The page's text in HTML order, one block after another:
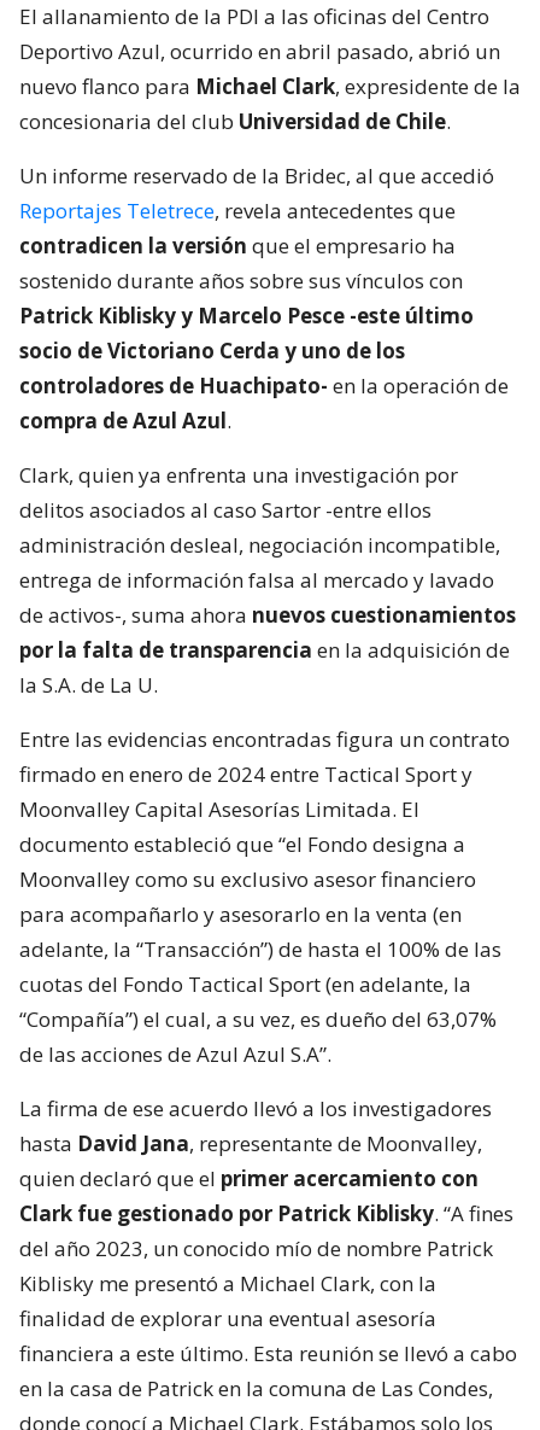
El allanamiento de la PDI a las oficinas del Centro
Deportivo Azul, ocurrido en abril pasado, abrió un
nuevo flanco para Michael Clark, expresidente de la
concesionaria del club Universidad de Chile.
Un informe reservado de la Bridec, al que accedió
Reportajes Teletrece, revela antecedentes que
contradicen la versión que el empresario ha
sostenido durante años sobre sus vínculos con
Patrick Kiblisky y Marcelo Pesce -este último
socio de Victoriano Cerda y uno de los
controladores de Huachipato- en la operación de
compra de Azul Azul.
Clark, quien ya enfrenta una investigación por
delitos asociados al caso Sartor -entre ellos
administración desleal, negociación incompatible,
entrega de información falsa al mercado y lavado
de activos-, suma ahora nuevos cuestionamientos
por la falta de transparencia en la adquisición de
la S.A. de La U.
Entre las evidencias encontradas figura un contrato
firmado en enero de 2024 entre Tactical Sport y
Moonvalley Capital Asesorías Limitada. El
documento estableció que “el Fondo designa a
Moonvalley como su exclusivo asesor financiero
para acompañarlo y asesorarlo en la venta (en
adelante, la “Transacción”) de hasta el 100% de las
cuotas del Fondo Tactical Sport (en adelante, la
“Compañía”) el cual, a su vez, es dueño del 63,07%
de las acciones de Azul Azul S.A”.
La firma de ese acuerdo llevó a los investigadores
hasta David Jana, representante de Moonvalley,
quien declaró que el primer acercamiento con
Clark fue gestionado por Patrick Kiblisky. “A fines
del año 2023, un conocido mío de nombre Patrick
Kiblisky me presentó a Michael Clark, con la
finalidad de explorar una eventual asesoría
financiera a este último. Esta reunión se llevó a cabo
en la casa de Patrick en la comuna de Las Condes,
donde conocí a Michael Clark. Estábamos solo los